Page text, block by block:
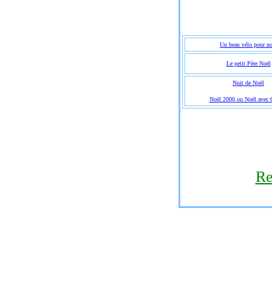
Un beau vélo pour
Le petit Père Noël
Nuit de Noël
Noël 2000 ou Noël avec